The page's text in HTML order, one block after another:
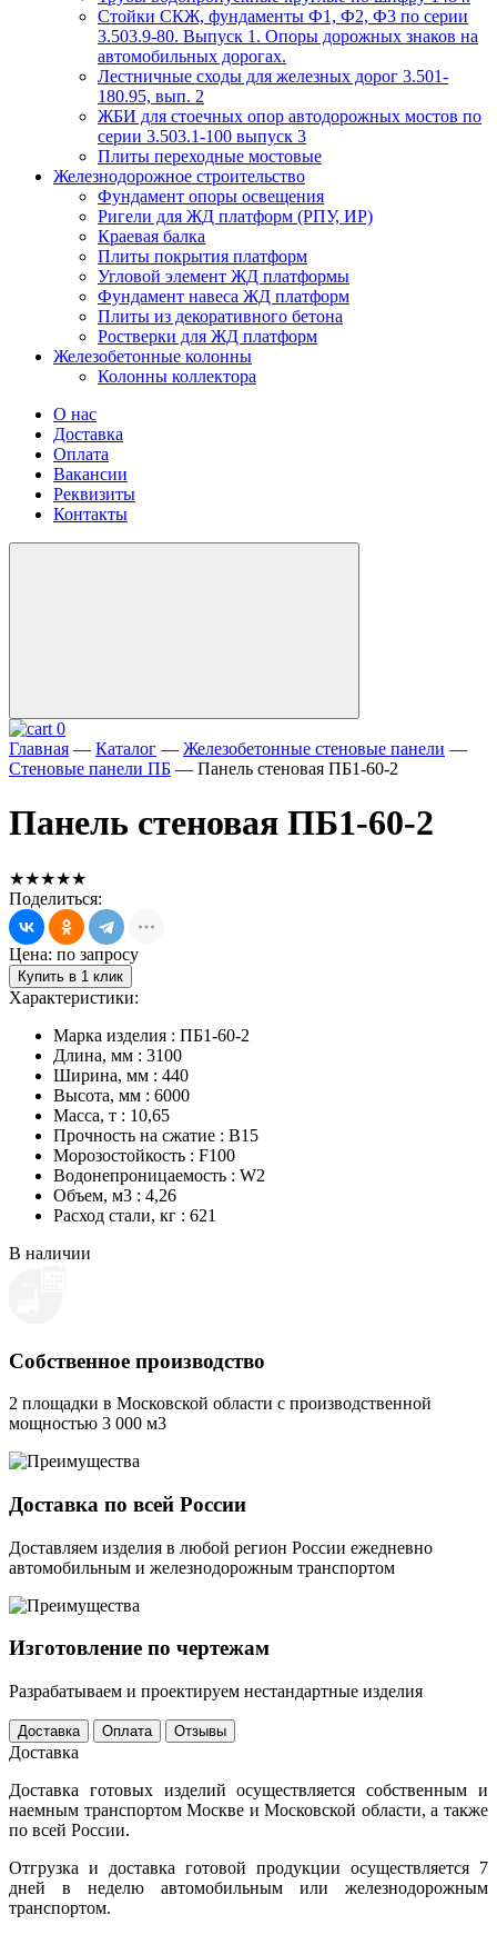
Стойки СКЖ, фундаменты Ф1, Ф2, Ф3 по серии
3.503.9-80. Выпуск 1. Опоры дорожных знаков на
автомобильных дорогах.
Лестничные сходы для железных дорог 3.501-
180.95, вып. 2
ЖБИ для стоечных опор автодорожных мостов по
серии 3.503.1-100 выпуск 3
Плиты переходные мостовые
Железнодорожное строительство
Фундамент опоры освещения
Ригели для ЖД платформ (РПУ, ИР)
Краевая балка
Плиты покрытия платформ
Угловой элемент ЖД платформы
Фундамент навеса ЖД платформ
Плиты из декоративного бетона
Ростверки для ЖД платформ
Железобетонные колонны
Колонны коллектора
О нас
Доставка
Оплата
Вакансии
Реквизиты
Контакты
0
Главная — Каталог — Железобетонные стеновые панели —
Стеновые панели ПБ — Панель стеновая ПБ1-60-2
Панель стеновая ПБ1-60-2
★★★★★
Поделиться:
Цена: по запросу
Купить в 1 клик
Характеристики:
Марка изделия : ПБ1-60-2
Длина, мм : 3100
Ширина, мм : 440
Высота, мм : 6000
Масса, т : 10,65
Прочность на сжатие : B15
Морозостойкость : F100
Водонепроницаемость : W2
Объем, м3 : 4,26
Расход стали, кг : 621
В наличии
Собственное производство
2 площадки в Московской области с производственной
мощностью 3 000 м3
Доставка по всей России
Доставляем изделия в любой регион России ежедневно
автомобильным и железнодорожным транспортом
Изготовление по чертежам
Разрабатываем и проектируем нестандартные изделия
Доставка Оплата Отзывы
Доставка
Доставка готовых изделий осуществляется собственным и
наемным транспортом Москве и Московской области, а также
по всей России.
Отгрузка и доставка готовой продукции осуществляется 7
дней в неделю автомобильным или железнодорожным
транспортом.